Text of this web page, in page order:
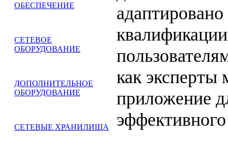
ОБЕСПЕЧЕНИЕ
СЕТЕВОЕ
ОБОРУДОВАНИЕ
ДОПОЛНИТЕЛЬНОЕ
ОБОРУДОВАНИЕ
СЕТЕВЫЕ ХРАНИЛИЩА
как эксперты
приложение